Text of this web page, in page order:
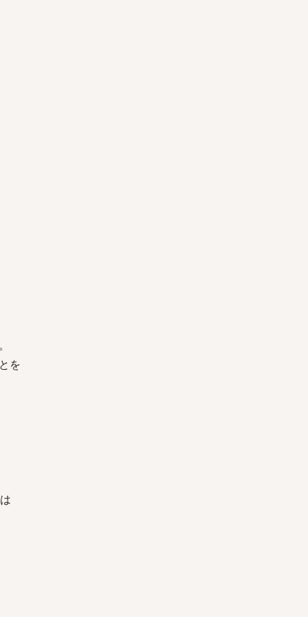
を